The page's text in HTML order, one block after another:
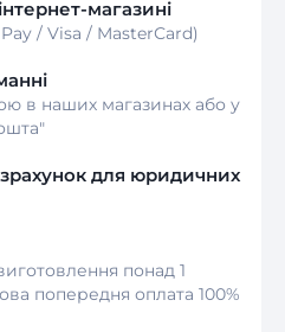
магазині
/ Visa / MasterСard)
в наших магазинах або у
для юридичних
понад 1
попередня оплата 100%